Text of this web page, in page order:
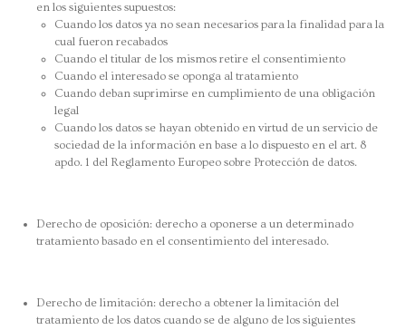
en los siguientes supuestos:
Cuando los datos ya no sean necesarios para la finalidad para la
cual fueron recabados
Cuando el titular de los mismos retire el consentimiento
Cuando el interesado se oponga al tratamiento
Cuando deban suprimirse en cumplimiento de una obligación
legal
Cuando los datos se hayan obtenido en virtud de un servicio de
sociedad de la información en base a lo dispuesto en el art. 8
apdo. 1 del Reglamento Europeo sobre Protección de datos.
Derecho de oposición: derecho a oponerse a un determinado
tratamiento basado en el consentimiento del interesado.
Derecho de limitación: derecho a obtener la limitación del
tratamiento de los datos cuando se de alguno de los siguientes